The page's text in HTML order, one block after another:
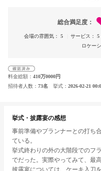
総合満足度
会場の雰囲気 5 サービス 5
ロケー
料金総額
410万0000円
招待者人数
73名 挙式 2026-02-21
挙式・披露宴の感想
事前準備やプランナーとの打ち
ている。
挙式終わりの外の大階段でのフ
でだった。実際やってみて、最
披露宴については、ケーキ入刀